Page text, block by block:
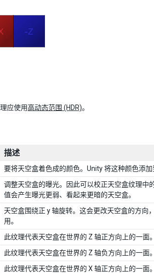
应使用高动态范围 (HDR)。
描述
要将天空盒着色成的颜色。Unity 将这种颜色添
调整天空盒的曝光。因此可以校正天空盒纹理中
值会产生曝光更弱、看起来更暗的天空盒。
天空盒围绕正 y 轴旋转。这会更改天空盒的方
用。
此纹理代表天空盒在世界的 Z 轴正方向上的一面
此纹理代表天空盒在世界的 Z 轴负方向上的一面
此纹理代表天空盒在世界的 X 轴正方向上的一面